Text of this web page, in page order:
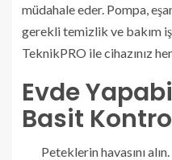
müdahale eder. Pompa,
gerekli temizlik ve bakım
TeknikPRO ile cihazınız
Evde
Basit
Peteklerin havasını alın.